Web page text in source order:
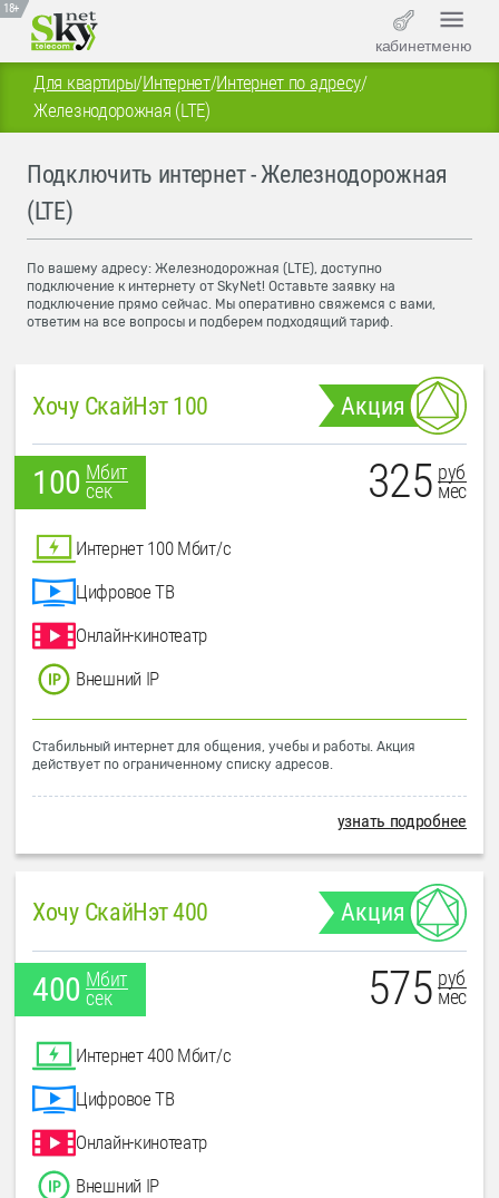
18+
кабинетменю
Для квартиры/Интернет/Интернет по адресу/
Железнодорожная (LTE)
Подключить интернет - Железнодорожная
(LTE)
По вашему адресу: Железнодорожная (LTE), доступно
подключение к интернету от SkyNet! Оставьте заявку на
подключение прямо сейчас. Мы оперативно свяжемся с вами,
ответим на все вопросы и подберем подходящий тариф.
Хочу СкайНэт 100 Акция
100 Мбит
сек
325 руб
мес
Интернет 100 Мбит/с
Цифровое ТВ
Онлайн-кинотеатр
Внешний IP
Стабильный интернет для общения, учебы и работы. Акция
действует по ограниченному списку адресов.
узнать подробнее
Хочу СкайНэт 400 Акция
400 Мбит
сек
575 руб
мес
Интернет 400 Мбит/с
Цифровое ТВ
Онлайн-кинотеатр
Внешний IP